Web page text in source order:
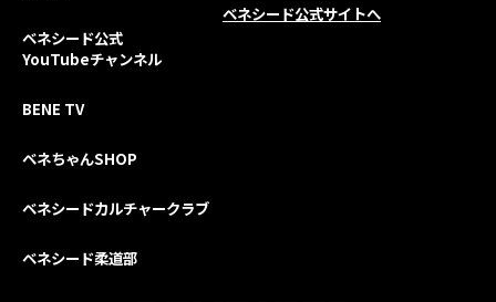
ベネシード公式
YouTubeチャンネル
BENE TV
ベネちゃんSHOP
ベネシードカルチャークラブ
ベネシード柔道部
ベネシード公式サイトへ